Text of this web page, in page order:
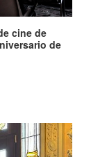
cine de
de